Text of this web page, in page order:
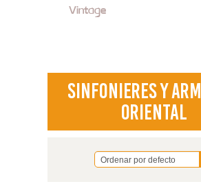
Vintage
Sinfonieres y
Oriental
Ordenar por defecto